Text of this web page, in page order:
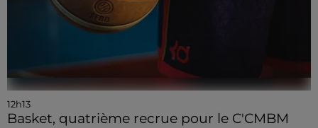
12h13
Basket, quatrième recrue pour le C'CMBM